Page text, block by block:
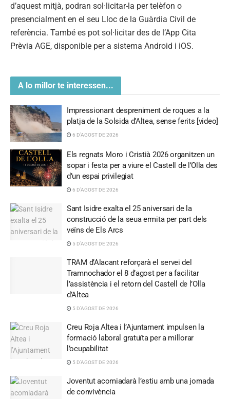
d’aquest mitjà, podran sol·licitar-la per telèfon o
presencialment en el seu Lloc de la Guàrdia Civil de
referència. També es pot sol·licitar des de l’App Cita
Prèvia AGE, disponible per a sistema Android i iOS.
A lo millor te interessen...
Impressionant despreniment de roques a la
platja de la Solsida d’Altea, sense ferits [video]
6 D'AGOST DE 2026
Els regnats Moro i Cristià 2026 organitzen un
sopar i festa per a viure el Castell de l’Olla des
d’un espai privilegiat
6 D'AGOST DE 2026
Sant Isidre exalta el 25 aniversari de la
construcció de la seua ermita per part dels
veïns de Els Arcs
5 D'AGOST DE 2026
TRAM d’Alacant reforçarà el servei del
Tramnochador el 8 d’agost per a facilitar
l’assistència i el retorn del Castell de l’Olla
d’Altea
5 D'AGOST DE 2026
Creu Roja Altea i l’Ajuntament impulsen la
formació laboral gratuïta per a millorar
l’ocupabilitat
5 D'AGOST DE 2026
Joventut acomiadarà l’estiu amb una jornada
de convivència